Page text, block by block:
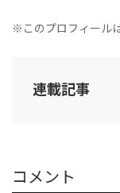
※このプロフィール
連載記事
コメント